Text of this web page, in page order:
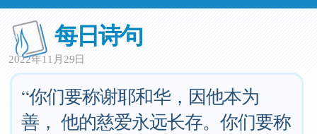
每日诗句
2022年11月29日
“你们要称谢耶和华，因他本为
善， 他的慈爱永远长存。你们要称